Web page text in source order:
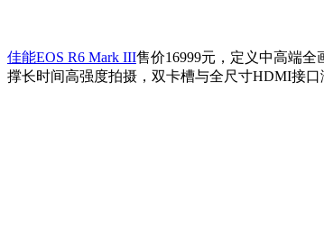
佳能EOS R6 Mark III售价16999元，定义中高端
撑长时间高强度拍摄，双卡槽与全尺寸HDMI接